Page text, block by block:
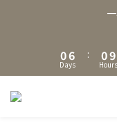
06
5
Days
:
09
8
Hours